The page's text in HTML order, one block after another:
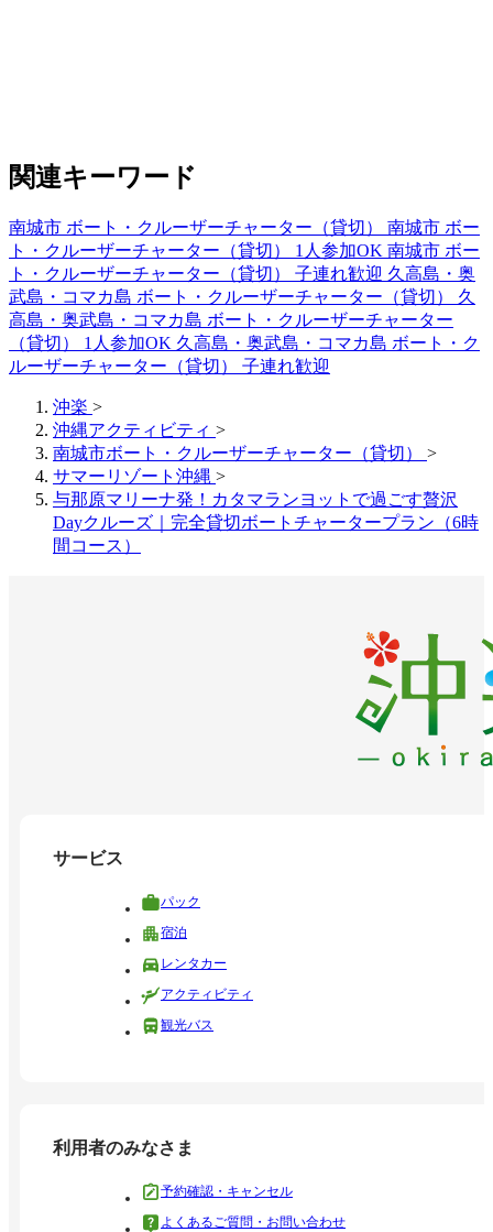
関連キーワード
南城市 ボート・クルーザーチャーター（貸切） 南城市 ボー
ト・クルーザーチャーター（貸切） 1人参加OK 南城市 ボー
ト・クルーザーチャーター（貸切） 子連れ歓迎 久高島・奥
武島・コマカ島 ボート・クルーザーチャーター（貸切） 久
高島・奥武島・コマカ島 ボート・クルーザーチャーター
（貸切） 1人参加OK 久高島・奥武島・コマカ島 ボート・ク
ルーザーチャーター（貸切） 子連れ歓迎
沖楽 >
沖縄アクティビティ >
南城市ボート・クルーザーチャーター（貸切） >
サマーリゾート沖縄 >
与那原マリーナ発！カタマランヨットで過ごす贅沢
Dayクルーズ｜完全貸切ボートチャータープラン（6時
間コース）
サービス
パック
宿泊
レンタカー
アクティビティ
観光バス
利用者のみなさま
予約確認・キャンセル
よくあるご質問・お問い合わせ